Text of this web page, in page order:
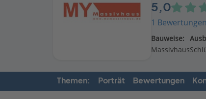
5,0
1 Bewertungen
Bauweise:
Massivhaus
Themen: Porträt Bewertungen